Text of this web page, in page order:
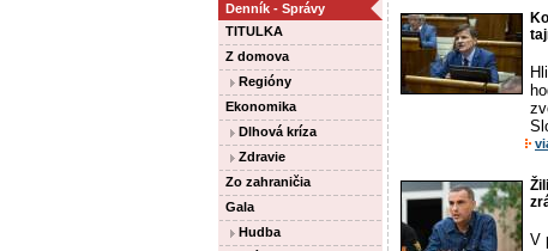
Denník - Správy
TITULKA
Z domova
Regióny
Ekonomika
Dlhová kríza
Zdravie
Zo zahraničia
Gala
Hudba
V